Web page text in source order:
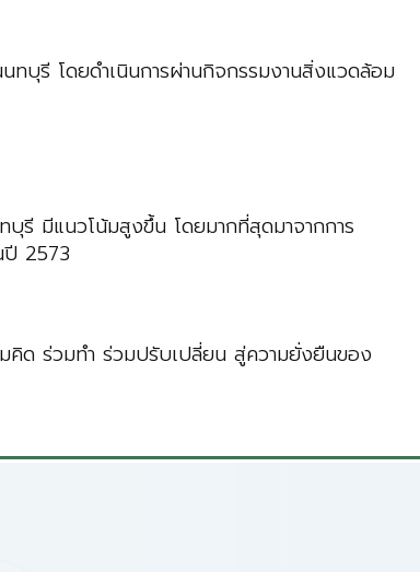
ทบุรี โดยดำเนินการผ่านกิจกรรมงานสิ่งแวดล้อม
รี มีแนวโน้มสูงขึ้น โดยมากที่สุดมาจากการ
ปี 2573
คิด ร่วมทำ ร่วมปรับเปลี่ยน สู่ความยั่งยืนของ